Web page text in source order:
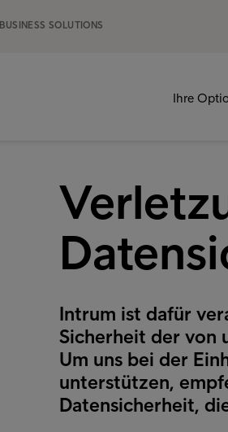
BUSINESS SOLUTIONS
Ihre
Intrum ist dafür
Sicherheit der von
Um uns bei der
unterstützen,
Datensicherheit,